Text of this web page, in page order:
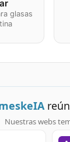
glasas
Nuestras webs